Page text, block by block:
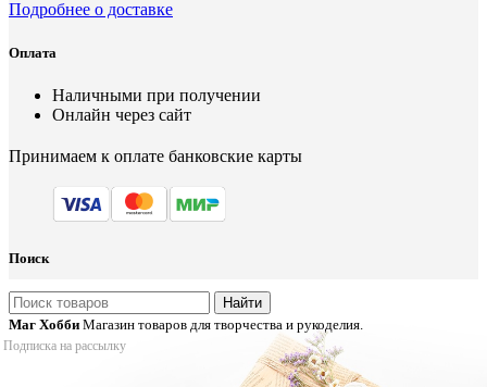
Подробнее о доставке
Оплата
Наличными при получении
Онлайн через сайт
Принимаем к оплате банковские карты
Поиск
Найти
Маг Хобби Магазин товаров для творчества и рукоделия.
Подписка на рассылку